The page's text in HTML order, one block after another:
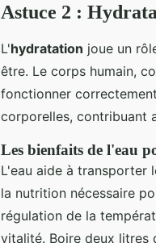
Astuce 2 :
L'hydratation joue un
être. Le corps humain,
fonctionner
corporelles, contribuant
Les bienfaits de l'eau
L'eau aide à transporter
la nutrition nécessaire
régulation de la
vitalité. Boire deux litres